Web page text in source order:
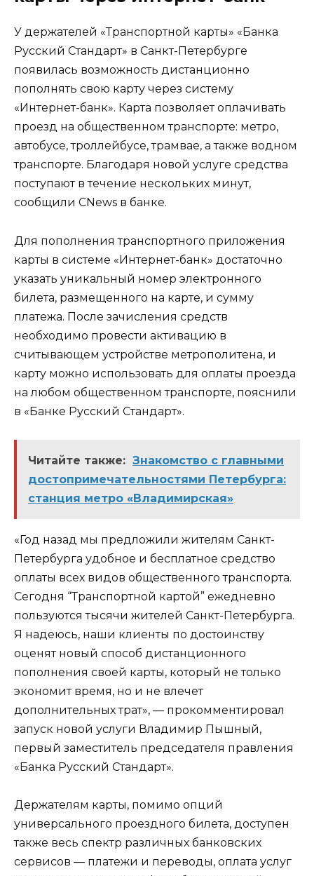
У держателей «Транспортной карты» «Банка
Русский Стандарт» в Санкт-Петербурге
появилась возможность дистанционно
пополнять свою карту через систему
«Интернет-банк». Карта позволяет оплачивать
проезд на общественном транспорте: метро,
автобусе, троллейбусе, трамвае, а также водном
транспорте. Благодаря новой услуге средства
поступают в течение нескольких минут,
сообщили CNews в банке.
Для пополнения транспортного приложения
карты в системе «Интернет-банк» достаточно
указать уникальный номер электронного
билета, размещенного на карте, и сумму
платежа. После зачисления средств
необходимо провести активацию в
считывающем устройстве метрополитена, и
карту можно использовать для оплаты проезда
на любом общественном транспорте, пояснили
в «Банке Русский Стандарт».
Читайте также: Знакомство с главными
достопримечательностями Петербурга:
станция метро «Владимирская»
«Год назад мы предложили жителям Санкт-
Петербурга удобное и бесплатное средство
оплаты всех видов общественного транспорта.
Сегодня “Транспортной картой” ежедневно
пользуются тысячи жителей Санкт-Петербурга.
Я надеюсь, наши клиенты по достоинству
оценят новый способ дистанционного
пополнения своей карты, который не только
экономит время, но и не влечет
дополнительных трат», — прокомментировал
запуск новой услуги Владимир Пышный,
первый заместитель председателя правления
«Банка Русский Стандарт».
Держателям карты, помимо опций
универсального проездного билета, доступен
также весь спектр различных банковских
сервисов — платежи и переводы, оплата услуг